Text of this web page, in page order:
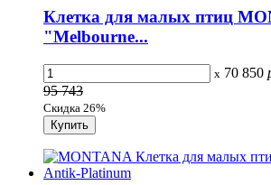
Клетка для малых птиц
"Melbourne...
x 70 850
95 743
Скидка 26%